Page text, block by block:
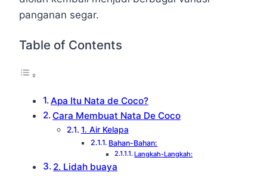
panganan segar.
Table of Contents
Apa Itu Nata de Coco?
Cara Membuat Nata De Coco
1. Air Kelapa
Bahan-Bahan:
Langkah-Langkah:
2. Lidah buaya